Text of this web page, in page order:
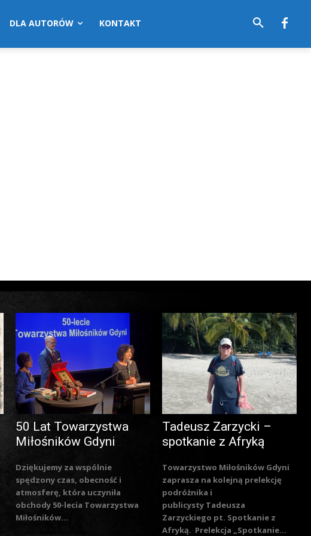
DLA AUTORÓW KONTAKT
50 Lat Towarzystwa
Miłośników Gdyni
Dziękujemy za wspólnie
spędzony czas, obecność i
atmosferę, która uczyniła
obchody 50-lecia Towarzystwa
Miłośników...
Tadeusz Zarzycki –
spotkanie z Afryką
Towarzystwo Miłośników Gdyni
zaprasza na kolejną prelekcję
podróżnika i
publicysty Tadeusza
Zarzyckiego pt. Spotkanie z
Afryką. Prelekcja „Spotkanie...